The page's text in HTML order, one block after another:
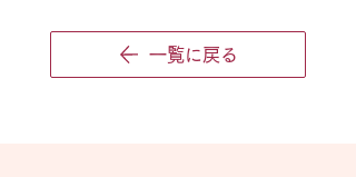
一覧に戻る